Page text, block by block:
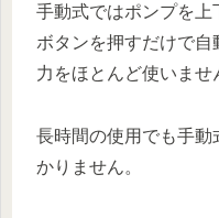
手動式ではポンプを上
ボタンを押すだけで
力をほとんど使いませ
長時間の使用でも手
かりません。